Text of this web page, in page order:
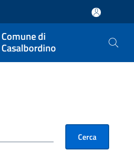
Comune di
Casalbordino
Cerca